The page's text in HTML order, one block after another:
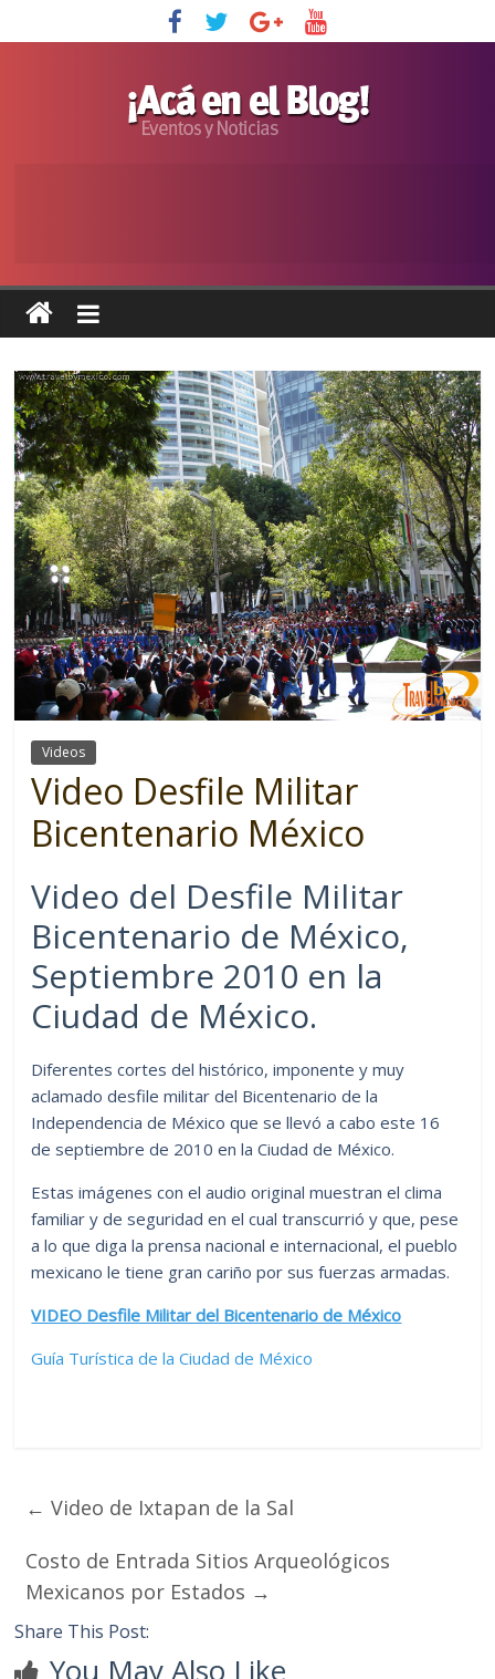
Videos
Video Desfile Militar
Bicentenario México
Video del Desfile Militar
Bicentenario de México,
Septiembre 2010 en la
Ciudad de México.
Diferentes cortes del histórico, imponente y muy
aclamado desfile militar del Bicentenario de la
Independencia de México que se llevó a cabo este 16
de septiembre de 2010 en la Ciudad de México.
Estas imágenes con el audio original muestran el clima
familiar y de seguridad en el cual transcurrió y que, pese
a lo que diga la prensa nacional e internacional, el pueblo
mexicano le tiene gran cariño por sus fuerzas armadas.
VIDEO Desfile Militar del Bicentenario de México
Guía Turística de la Ciudad de México
← Video de Ixtapan de la Sal
Costo de Entrada Sitios Arqueológicos
Mexicanos por Estados →
Share This Post:
You May Also Like